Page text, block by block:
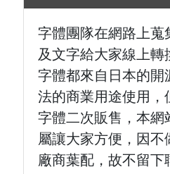
字體團隊在網路上蒐
及文字給大家線上轉
字體都來自日本的開
法的商業用途使用，
字體二次販售，本網
屬讓大家方便，因不
廠商葉配，故不留下